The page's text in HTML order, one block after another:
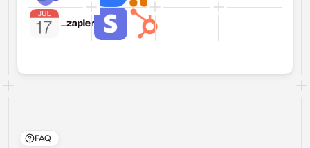
FAQ